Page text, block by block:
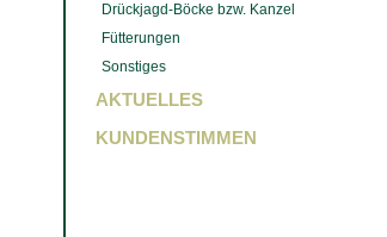
Drückjagd-Böcke bzw. Kanzel
Fütterungen
Sonstiges
AKTUELLES
KUNDENSTIMMEN